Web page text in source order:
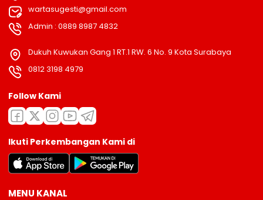
wartasugesti@gmail.com
Admin : 0889 8987 4832
Dukuh Kuwukan Gang 1 RT.1 RW. 6 No. 9 Kota Surabaya
0812 3198 4979
Follow Kami
Ikuti Perkembangan Kami di
MENU KANAL